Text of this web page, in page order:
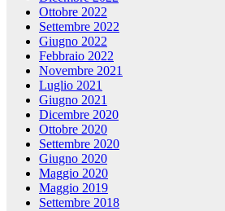
Ottobre 2022
Settembre 2022
Giugno 2022
Febbraio 2022
Novembre 2021
Luglio 2021
Giugno 2021
Dicembre 2020
Ottobre 2020
Settembre 2020
Giugno 2020
Maggio 2020
Maggio 2019
Settembre 2018